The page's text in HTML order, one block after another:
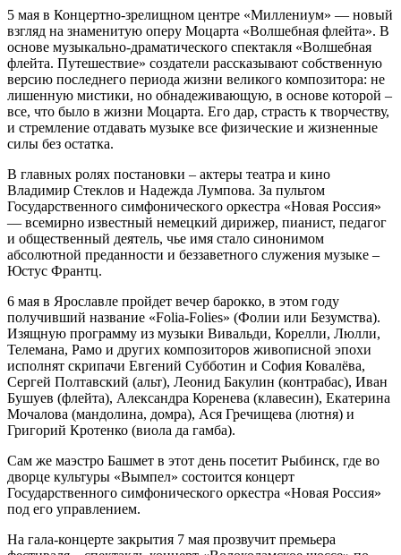
5 мая в Концертно-зрелищном центре «Миллениум» — новый
взгляд на знаменитую оперу Моцарта «Волшебная флейта». В
основе музыкально-драматического спектакля «Волшебная
флейта. Путешествие» создатели рассказывают собственную
версию последнего периода жизни великого композитора: не
лишенную мистики, но обнадеживающую, в основе которой –
все, что было в жизни Моцарта. Его дар, страсть к творчеству,
и стремление отдавать музыке все физические и жизненные
силы без остатка.
В главных ролях постановки – актеры театра и кино
Владимир Стеклов и Надежда Лумпова. За пультом
Государственного симфонического оркестра «Новая Россия»
— всемирно известный немецкий дирижер, пианист, педагог
и общественный деятель, чье имя стало синонимом
абсолютной преданности и беззаветного служения музыке –
Юстус Франтц.
6 мая в Ярославле пройдет вечер барокко, в этом году
получивший название «Folia-Folies» (Фолии или Безумства).
Изящную программу из музыки Вивальди, Корелли, Люлли,
Телемана, Рамо и других композиторов живописной эпохи
исполнят скрипачи Евгений Субботин и София Ковалёва,
Сергей Полтавский (альт), Леонид Бакулин (контрабас), Иван
Бушуев (флейта), Александра Коренева (клавесин), Екатерина
Мочалова (мандолина, домра), Ася Гречищева (лютня) и
Григорий Кротенко (виола да гамба).
Сам же маэстро Башмет в этот день посетит Рыбинск, где во
дворце культуры «Вымпел» состоится концерт
Государственного симфонического оркестра «Новая Россия»
под его управлением.
На гала-концерте закрытия 7 мая прозвучит премьера